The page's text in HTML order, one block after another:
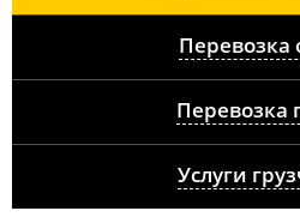
Перевозка
Перевозка
Услуги